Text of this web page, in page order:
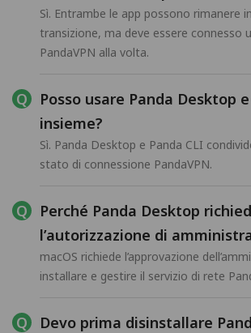
Sì. Entrambe le app possono rimanere
transizione, ma deve essere connesso
PandaVPN alla volta.
Posso usare Panda Desktop
insieme?
Sì. Panda Desktop e Panda CLI
stato di connessione PandaVPN.
Perché Panda Desktop
l’autorizzazione di
macOS richiede l’approvazione
installare e gestire il servizio di rete
Devo prima disinstallare